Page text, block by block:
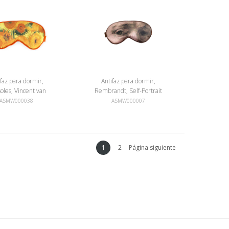
para dormir,
Vincent van
Gogh
ASMW000038
Antifaz para dormir,
Rembrandt, Self-Portrait
ASMW000007
1 2 Página siguiente